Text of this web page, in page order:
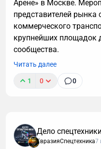
Арене» в Москве.
представителей рынка
коммерческого
крупнейших площадок
сообщества.
Читать далее
1 0 0
Дело спецтехники
ЕвразияСпецтехника7